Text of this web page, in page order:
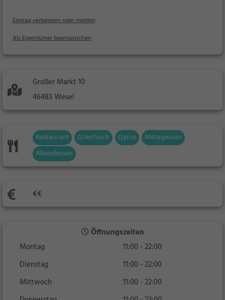
Eintrag verbessern oder melden
Als Eigentümer beanspruchen
Großer Markt 10
46483 Wesel
Restaurant Griechisch Gyros
Mittagessen
Abendessen
€€
Öffnungszeiten
Montag
11:00 - 22:00
Dienstag
11:00 - 22:00
Mittwoch
11:00 - 22:00